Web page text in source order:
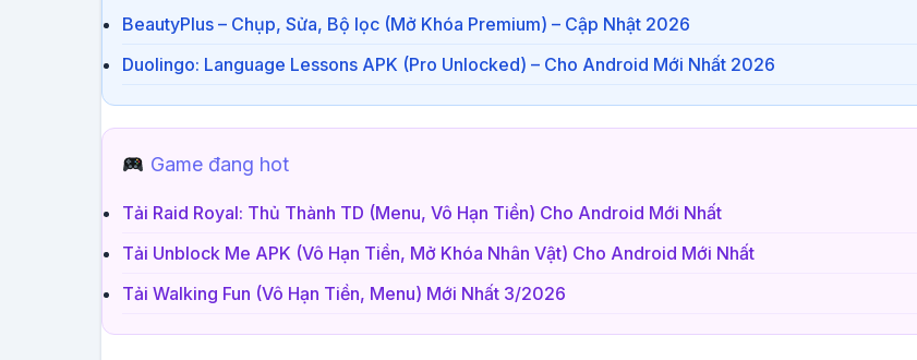
BeautyPlus – Chụp, Sửa, Bộ lọc (Mở Khóa Premium) – Cập Nhật 2026
Duolingo: Language Lessons APK (Pro Unlocked) – Cho Android Mới Nhất 2026
Game đang hot
Tải Raid Royal: Thủ Thành TD (Menu, Vô Hạn Tiền) Cho Android Mới Nhất
Tải Unblock Me APK (Vô Hạn Tiền, Mở Khóa Nhân Vật) Cho Android Mới Nhất
Tải Walking Fun (Vô Hạn Tiền, Menu) Mới Nhất 3/2026